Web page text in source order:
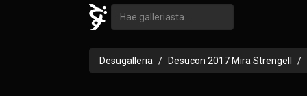
Desugalleria Desucon 2017 Mira Strengell